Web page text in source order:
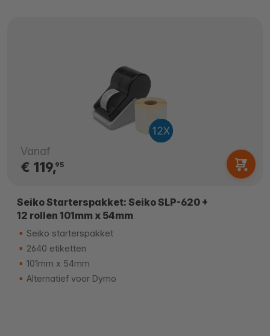
Vanaf
€ 119,95
Seiko Starterspakket: Seiko SLP-620 +
12 rollen 101mm x 54mm
Seiko starterspakket
2640 etiketten
101mm x 54mm
Alternatief voor Dymo